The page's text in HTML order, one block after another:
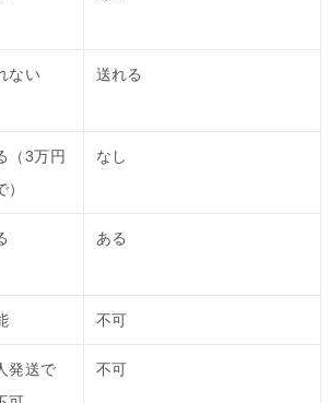
ない 送れる
（3万円
）
なし
ある
不可
発送で
不可